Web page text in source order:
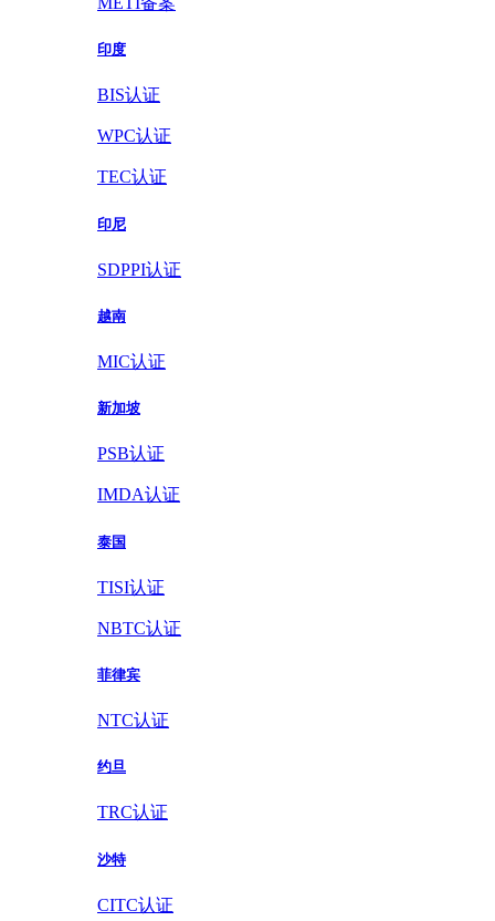
印度
BIS认证
WPC认证
TEC认证
印尼
SDPPI认证
越南
MIC认证
新加坡
PSB认证
IMDA认证
泰国
TISI认证
NBTC认证
菲律宾
NTC认证
约旦
TRC认证
沙特
CITC认证